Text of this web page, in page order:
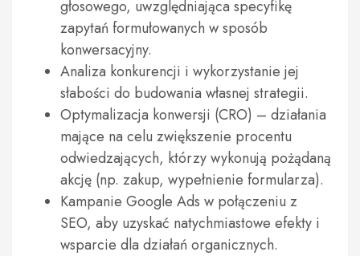
głosowego, uwzględniająca specyfikę
zapytań formułowanych w sposób
konwersacyjny.
Analiza konkurencji i wykorzystanie jej
słabości do budowania własnej strategii.
Optymalizacja konwersji (CRO) – działania
mające na celu zwiększenie procentu
odwiedzających, którzy wykonują pożądaną
akcję (np. zakup, wypełnienie formularza).
Kampanie Google Ads w połączeniu z
SEO, aby uzyskać natychmiastowe efekty i
wsparcie dla działań organicznych.